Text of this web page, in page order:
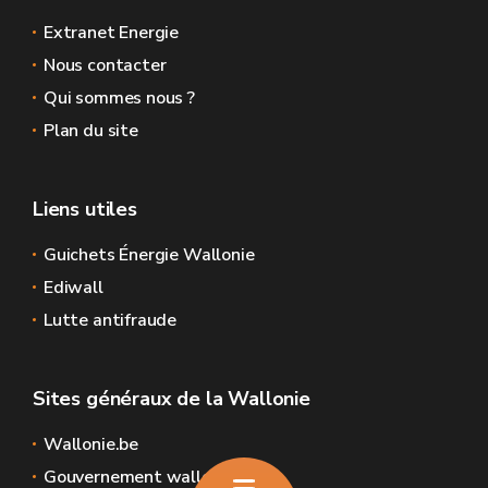
Extranet Energie
Nous contacter
Qui sommes nous ?
Plan du site
Liens utiles
Guichets Énergie Wallonie
Ediwall
Lutte antifraude
Sites généraux de la Wallonie
Wallonie.be
Gouvernement wallon